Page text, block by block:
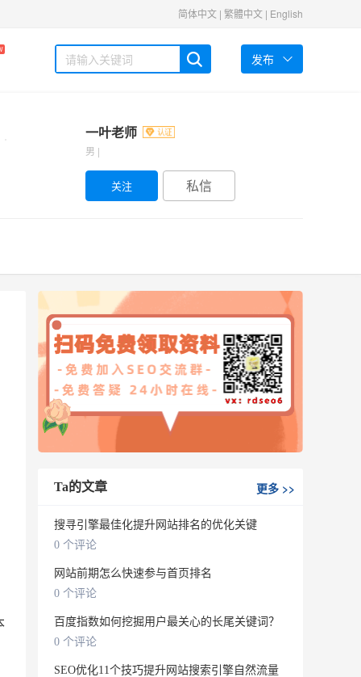
简体中文 | 繁體中文 | English
发布
一叶老师
男 |
私信
Ta的文章 更多>>
搜寻引擎最佳化提升网站排名的优化关键
0 个评论
网站前期怎么快速参与首页排名
0 个评论
百度指数如何挖掘用户最关心的长尾关键词？
0 个评论
SEO优化11个技巧提升网站搜索引擎自然流量